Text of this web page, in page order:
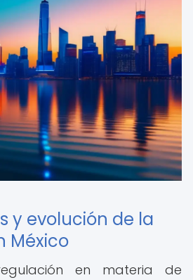
y evolución de la
México
en materia de